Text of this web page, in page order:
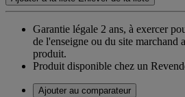
Garantie légale 2 ans, à exercer
de l'enseigne ou du site marchand
produit.
Produit disponible chez un
Ajouter au comparateur